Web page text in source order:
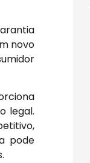
novo
legal.
pode